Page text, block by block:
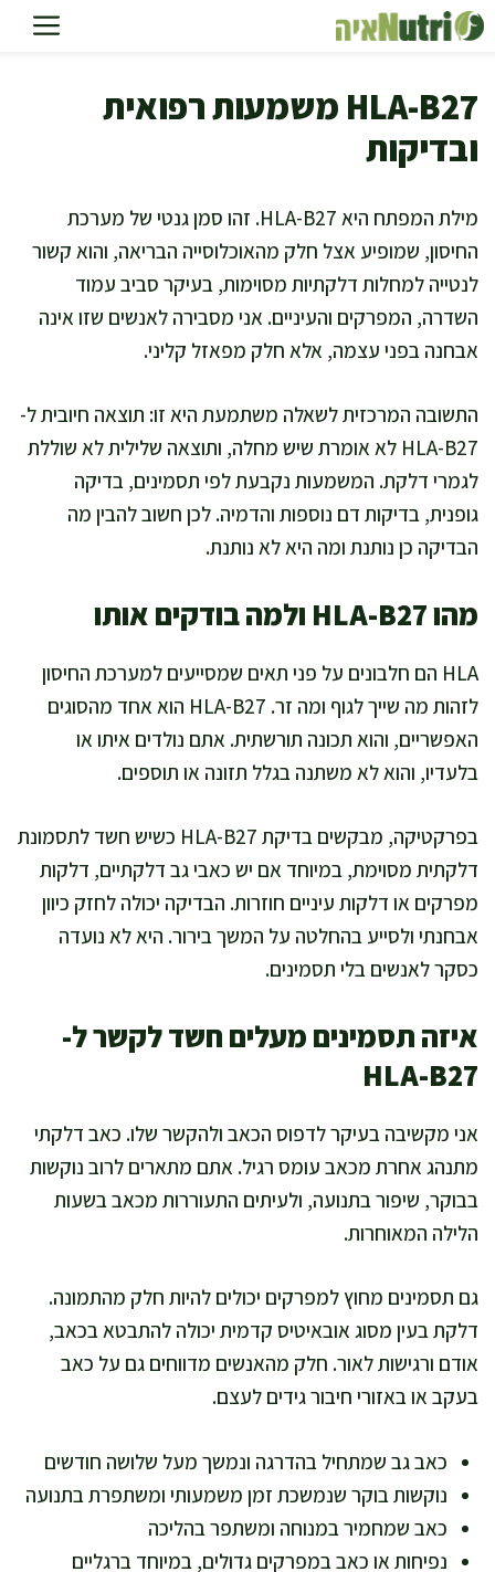
לדלג
לתוכן
HLA-B27 משמעות רפואית
ובדיקות
מילת המפתח היא HLA-B27. זהו סמן גנטי של מערכת
החיסון, שמופיע אצל חלק מהאוכלוסייה הבריאה, והוא קשור
לנטייה למחלות דלקתיות מסוימות, בעיקר סביב עמוד
השדרה, המפרקים והעיניים. אני מסבירה לאנשים שזו אינה
אבחנה בפני עצמה, אלא חלק מפאזל קליני.
התשובה המרכזית לשאלה משתמעת היא זו: תוצאה חיובית ל-
HLA-B27 לא אומרת שיש מחלה, ותוצאה שלילית לא שוללת
לגמרי דלקת. המשמעות נקבעת לפי תסמינים, בדיקה
גופנית, בדיקות דם נוספות והדמיה. לכן חשוב להבין מה
הבדיקה כן נותנת ומה היא לא נותנת.
מהו HLA-B27 ולמה בודקים אותו
HLA הם חלבונים על פני תאים שמסייעים למערכת החיסון
לזהות מה שייך לגוף ומה זר. HLA-B27 הוא אחד מהסוגים
האפשריים, והוא תכונה תורשתית. אתם נולדים איתו או
בלעדיו, והוא לא משתנה בגלל תזונה או תוספים.
בפרקטיקה, מבקשים בדיקת HLA-B27 כשיש חשד לתסמונת
דלקתית מסוימת, במיוחד אם יש כאבי גב דלקתיים, דלקות
מפרקים או דלקות עיניים חוזרות. הבדיקה יכולה לחזק כיוון
אבחנתי ולסייע בהחלטה על המשך בירור. היא לא נועדה
כסקר לאנשים בלי תסמינים.
איזה תסמינים מעלים חשד לקשר ל-
HLA-B27
אני מקשיבה בעיקר לדפוס הכאב ולהקשר שלו. כאב דלקתי
מתנהג אחרת מכאב עומס רגיל. אתם מתארים לרוב נוקשות
בבוקר, שיפור בתנועה, ולעיתים התעוררות מכאב בשעות
הלילה המאוחרות.
גם תסמינים מחוץ למפרקים יכולים להיות חלק מהתמונה.
דלקת בעין מסוג אובאיטיס קדמית יכולה להתבטא בכאב,
אודם ורגישות לאור. חלק מהאנשים מדווחים גם על כאב
בעקב או באזורי חיבור גידים לעצם.
כאב גב שמתחיל בהדרגה ונמשך מעל שלושה חודשים
נוקשות בוקר שנמשכת זמן משמעותי ומשתפרת בתנועה
כאב שמחמיר במנוחה ומשתפר בהליכה
נפיחות או כאב במפרקים גדולים, במיוחד ברגליים